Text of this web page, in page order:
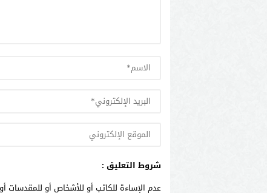
شروط التعليق :
عدم الإساءة للكاتب أو للأشخاص أو للمقدسات